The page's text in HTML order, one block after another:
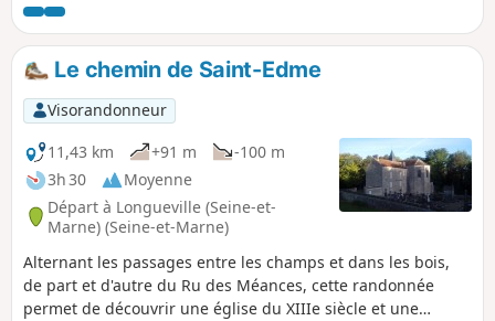
est longue mais sans difficulté, le dénivelé cumulé étant
très faible.L'étape est conçue pour succéder directement à
celle-ci venant de Coulommiers et précéder directement
celle-ci allant à Provins. Mais rien n'interdit bien sûr de
découper l'itinéraire différemment.
Le chemin de Saint-Edme
Visorandonneur
11,43 km
+91 m
-100 m
3h 30
Moyenne
Départ à Longueville (Seine-et-
Marne) (Seine-et-Marne)
Alternant les passages entre les champs et dans les bois,
de part et d'autre du Ru des Méances, cette randonnée
permet de découvrir une église du XIIIe siècle et une